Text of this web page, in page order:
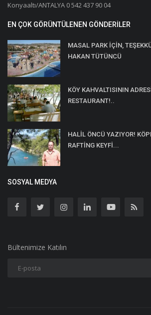
Konyaaltı/ANTALYA 0 542 437 90 04
EN ÇOK GÖRÜNTÜLENEN GÖNDERILER
MASAL PARK İÇİN,
HAKAN TÜTÜNCÜ
KÖY KAHVALTISININ
RESTAURANT!..
HALİL ÖNCÜ YAZIYOR!
RAFTİNG KEYFİ...
SOSYAL MEDYA
Bültenimize Katılın